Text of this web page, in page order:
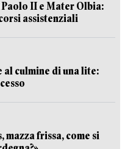
II e Mater Olbia:
assistenziali
al culmine di una lite:
frissa, come si